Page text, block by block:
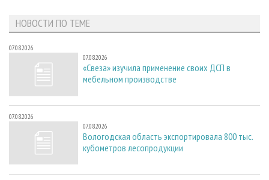
НОВОСТИ ПО ТЕМЕ
07.08.2026
07.08.2026
«Свеза» изучила применение своих ДСП в
мебельном производстве
07.08.2026
07.08.2026
Вологодская область экспортировала 800 тыс.
кубометров лесопродукции